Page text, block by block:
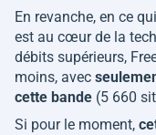
En revanche, en ce
est au cœur de la
débits supérieurs,
moins, avec
cette bande (5 660
Si pour le moment,